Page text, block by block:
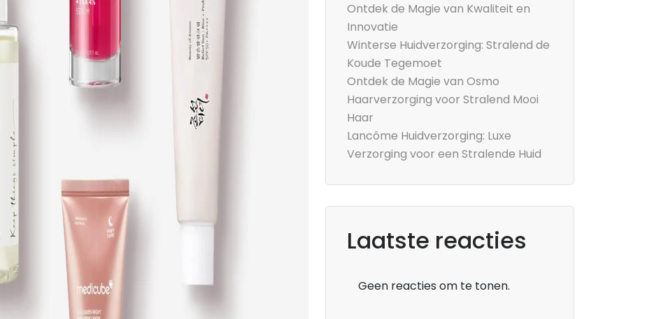
Ontdek de Magie van Kwaliteit en
Innovatie
Winterse Huidverzorging: Stralend de
Koude Tegemoet
Ontdek de Magie van Osmo
Haarverzorging voor Stralend Mooi
Haar
Lancôme Huidverzorging: Luxe
Verzorging voor een Stralende Huid
Laatste reacties
Geen reacties om te tonen.